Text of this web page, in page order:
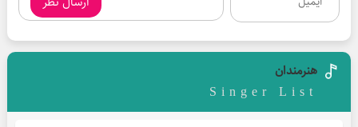
هنرمندان
Singer List